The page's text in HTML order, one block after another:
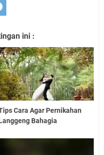
ini :
Cara Agar Pernikahan
Bahagia